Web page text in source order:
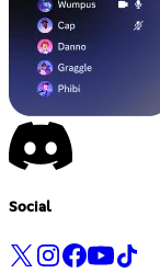
Social